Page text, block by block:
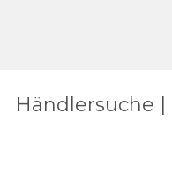
Händlersuche |